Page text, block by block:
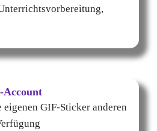
Account
eigenen GIF-Sticker anderen